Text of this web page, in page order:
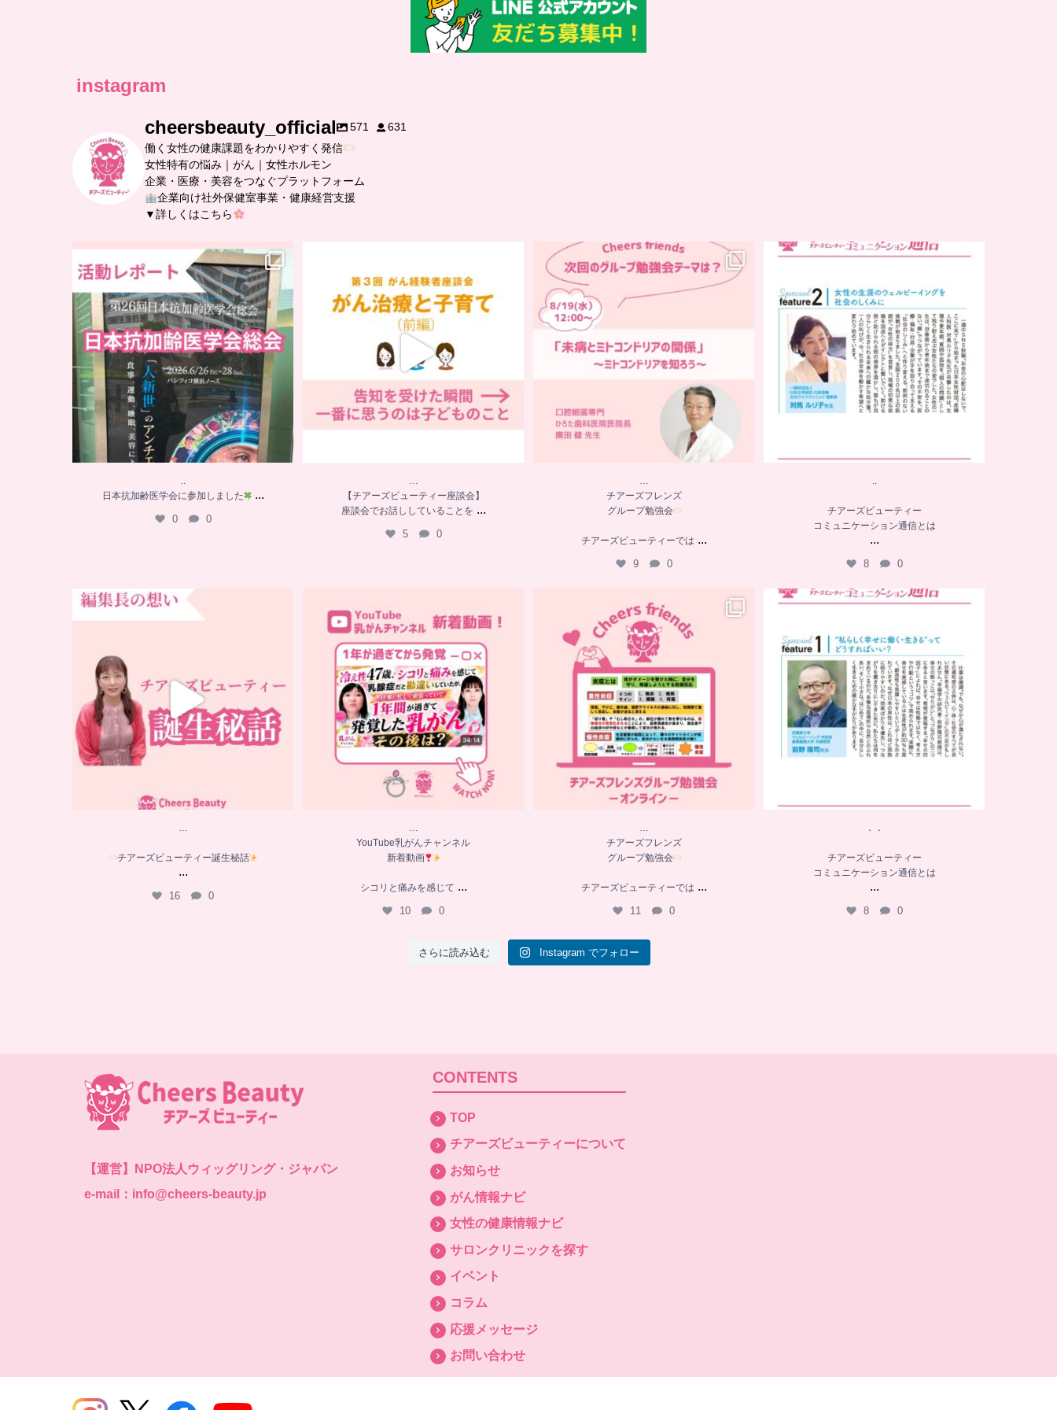
instagram
cheersbeauty_official
571
631
働く女性の健康課題をわかりやすく発信
女性特有の悩み｜がん｜女性ホルモン
企業・医療・美容をつなぐプラットフォーム
企業向け社外保健室事業・健康経営支援
▼詳しくはこちら
日本抗加齢医学会に参加しました
...
0 0
..
日本抗加齢医学会に参加しました
...
0 0
座談会でお話ししていることを
5 0
…
【チアーズビューティー座談会】
座談会でお話ししていることを ...
5 0
チアーズフレンズ
グループ勉強会
チアーズビューティーでは
…
チアーズフレンズ
グループ勉強会
チアーズビューティーでは ...
9 0
..
コミュニケーション通信とは
...
8 0
..
チアーズビューティー
コミュニケーション通信とは
...
8 0
…
チアーズビューティー誕生秘話
…
チアーズビューティー誕生秘話
...
16 0
YouTube乳がんチャンネル
新着動画
シコリと痛みを感じて...
10 0
…
YouTube乳がんチャンネル
新着動画
シコリと痛みを感じて ...
10 0
…
チアーズフレンズ
グループ勉強会
チアーズビューティーでは
11
…
チアーズフレンズ
グループ勉強会
チアーズビューティーでは ...
11 0
．．
...
8 0
．．
チアーズビューティー
コミュニケーション通信とは
...
8 0
さらに読み込む Instagram でフォロー
【運営】
NPO法人ウィッグリング・ジャパン
e-mail：info@cheers-beauty.jp
CONTENTS
TOP
チアーズビューティーについて
お知らせ
がん情報ナビ
女性の健康情報ナビ
サロンクリニックを探す
イベント
コラム
応援メッセージ
お問い合わせ